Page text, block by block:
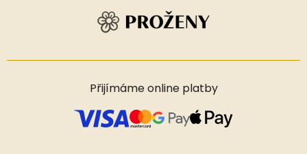
Přijímáme online platby